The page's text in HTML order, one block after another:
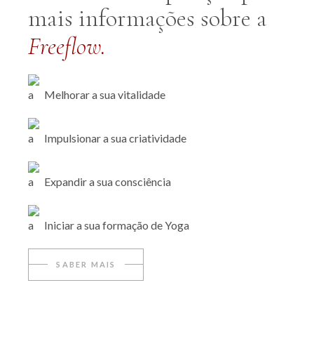
mais informações sobre a
Freeflow.
Melhorar a sua vitalidade
Impulsionar a sua criatividade
Expandir a sua consciência
Iniciar a sua formação de Yoga
SABER MAIS